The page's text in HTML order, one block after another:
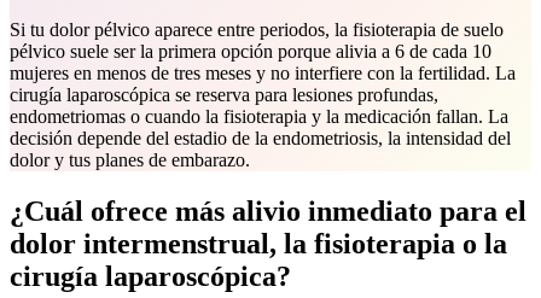
Si tu dolor pélvico aparece entre periodos, la fisioterapia de suelo
pélvico suele ser la primera opción porque alivia a 6 de cada 10
mujeres en menos de tres meses y no interfiere con la fertilidad. La
cirugía laparoscópica se reserva para lesiones profundas,
endometriomas o cuando la fisioterapia y la medicación fallan. La
decisión depende del estadio de la endometriosis, la intensidad del
dolor y tus planes de embarazo.
¿Cuál ofrece más alivio inmediato para el
dolor intermenstrual, la fisioterapia o la
cirugía laparoscópica?